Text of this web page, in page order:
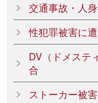
交通事故・人
性犯罪被害に
DV（ドメステ
合
ストーカー被